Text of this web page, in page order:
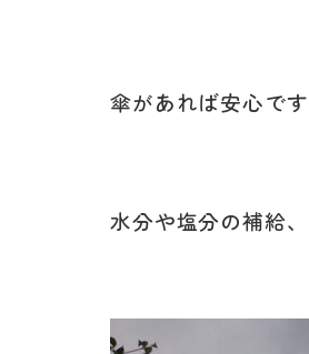
傘があれば安心です
水分や塩分の補給